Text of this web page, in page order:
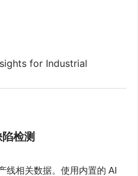
检测
线相关数据。使用内置的 AI